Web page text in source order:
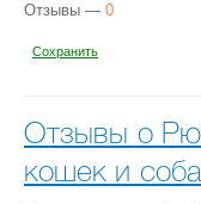
Отзывы — 0
Сохранить
Отзывы о
кошек и